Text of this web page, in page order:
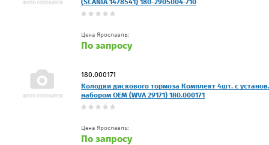
Цена Ярославль:
По запросу
180.000171
Колодки дискового тормоза Комплект 4шт. с установ.
набором OEM (WVA 29171) 180.000171
Цена Ярославль:
По запросу